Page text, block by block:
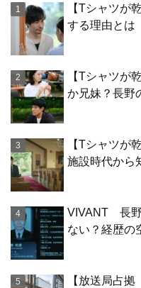
【Tシャツが
する理由とは
【Tシャツが
か兄妹？長野
【Tシャツが
施設時代から
VIVANT 長野
ない？経歴の
【放送局占